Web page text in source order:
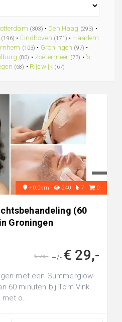
(303) • Den Haag (293) •
(196) • Eindhoven (171) • Haarlem
(103) • Groningen (97) •
(80) • Zoetermeer (73) • 's-
(68) • Rijswijk (67)
+0.0km 240 7 0
(60
Groningen
+/- € 29,-
€ 75,-
met een Summerglow-
60 minuten bij Tom Vink
met o...